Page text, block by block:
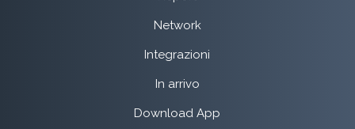
Network
Integrazioni
In arrivo
Download App